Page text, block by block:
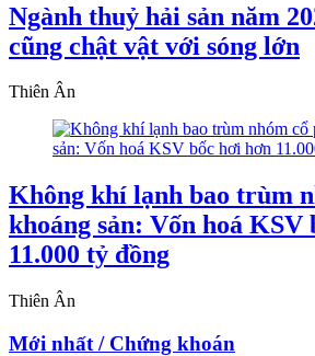
Ngành thuỷ hải sản năm
cũng chật vật với sóng lớn
Thiên Ân
Không khí lạnh bao trùm
khoáng sản: Vốn hoá KSV
11.000 tỷ đồng
Thiên Ân
Mới nhất / Chứng khoán